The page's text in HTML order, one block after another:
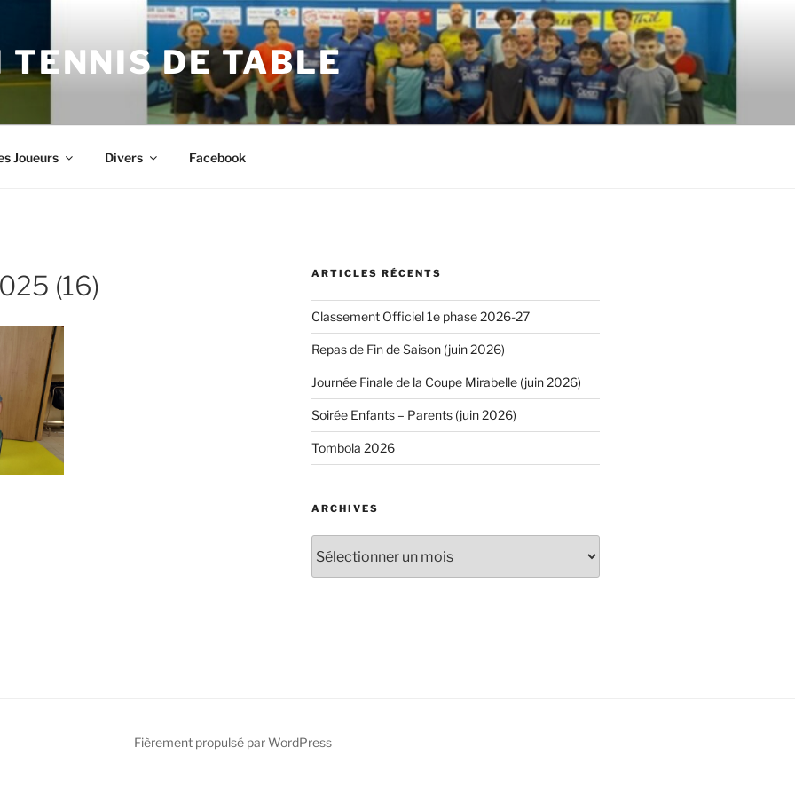
TENNIS DE TABLE
Joueurs Divers Facebook
(16) ARTICLES RÉCENTS
Classement Officiel 1e phase 2026-27
Repas de Fin de Saison (juin 2026)
Journée Finale de la Coupe Mirabelle (juin 2026)
Soirée Enfants – Parents (juin 2026)
Tombola 2026
ARCHIVES
Fièrement propulsé par WordPress